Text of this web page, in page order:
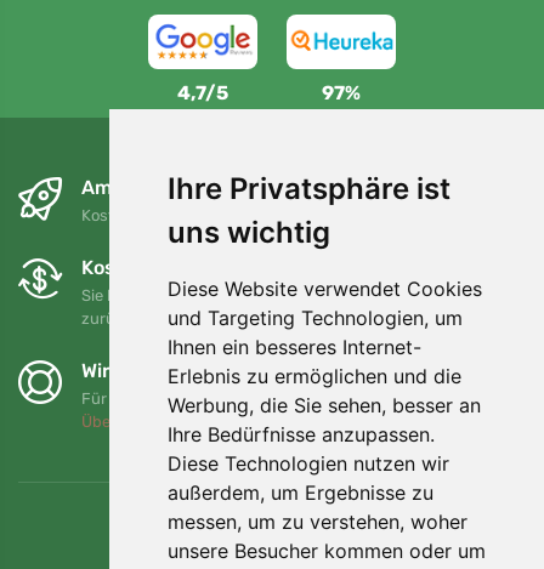
Ihre Privatsphäre ist
uns wichtig
Diese Website verwendet Cookies
und Targeting Technologien, um
Ihnen ein besseres Internet-
Erlebnis zu ermöglichen und die
Werbung, die Sie sehen, besser an
Ihre Bedürfnisse anzupassen.
Diese Technologien nutzen wir
außerdem, um Ergebnisse zu
messen, um zu verstehen, woher
unsere Besucher kommen oder um
4,7/5 97%
Am nächsten Tag und kostenlos
Kostenloser Versand für Bestellungen über 80 EUR
Kostenloser Umtausch und Rückgabe
Sie können Ihre Bestellung jederzeit innerhalb von 90 Tagen
zurückgeben oder umtauschen.
Wir unterstützen Trees.org
Für jede Bestellung pflanzen wir einen Baum! Mehr lesen
Über uns